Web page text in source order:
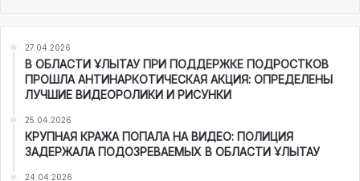
27.04.2026
В ОБЛАСТИ ҰЛЫТАУ ПРИ ПОДДЕРЖКЕ ПОДРОСТКОВ
ПРОШЛА АНТИНАРКОТИЧЕСКАЯ АКЦИЯ: ОПРЕДЕЛЕНЫ
ЛУЧШИЕ ВИДЕОРОЛИКИ И РИСУНКИ
25.04.2026
КРУПНАЯ КРАЖА ПОПАЛА НА ВИДЕО: ПОЛИЦИЯ
ЗАДЕРЖАЛА ПОДОЗРЕВАЕМЫХ В ОБЛАСТИ ҰЛЫТАУ
24.04.2026